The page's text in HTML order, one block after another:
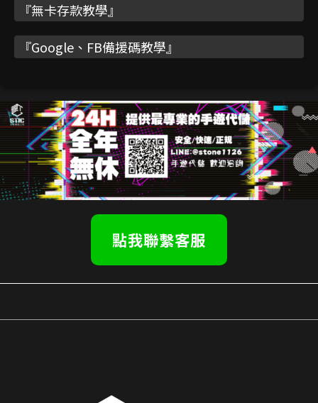
『無卡存款教學』
『Google、FB備援碼教學』
點我聯繫客服